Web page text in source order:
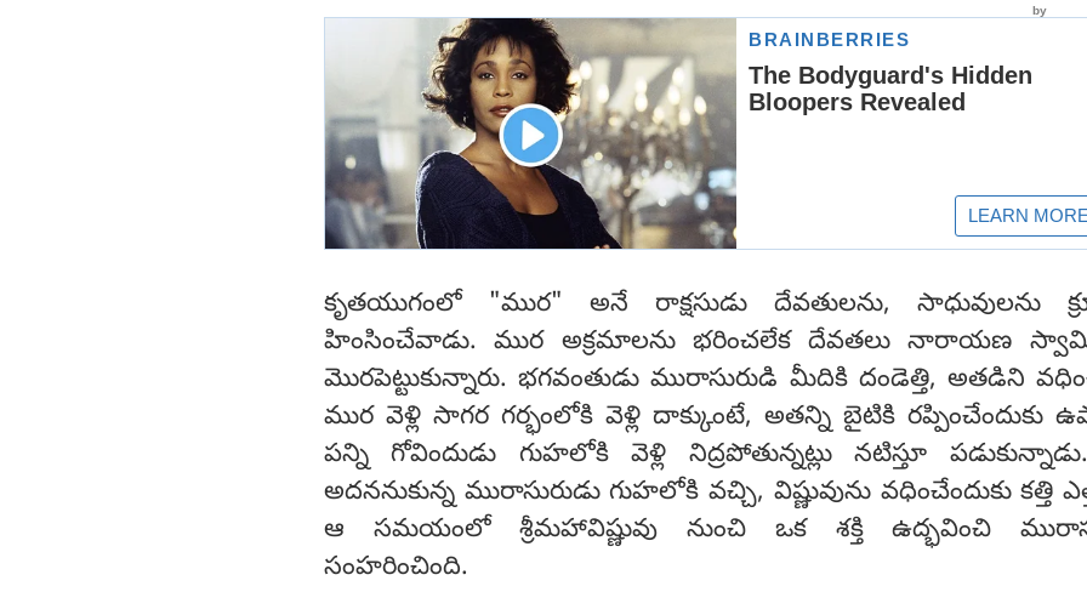
కృతయుగంలో "ముర" అనే రాక్షసుడు దేవతులను, సాధువులను
హింసించేవాడు. ముర అక్రమాలను భరించలేక దేవతలు నారాయణ
మొరపెట్టుకున్నారు. భగవంతుడు మురాసురుడి మీదికి దండెత్తి, అతడిని
ముర వెళ్లి సాగర గర్భంలోకి వెళ్లి దాక్కుంటే, అతన్ని బైటికి రప్పించేందుకు
పన్ని గోవిందుడు గుహలోకి వెళ్లి నిద్రపోతున్నట్లు నటిస్తూ
అదననుకున్న మురాసురుడు గుహలోకి వచ్చి, విష్ణువును వధించేందుకు కత్తి
ఆ సమయంలో శ్రీమహావిష్ణువు నుంచి ఒక శక్తి ఉద్భవించి
సంహరించింది.